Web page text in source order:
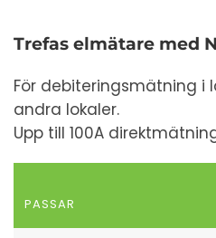
Trefas elmätare med
För debiteringsmätning i
andra lokaler.
Upp till 100A
PASSAR